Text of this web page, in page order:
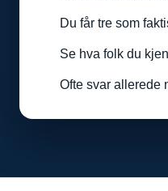
Du får tre som
Se hva folk du
Ofte svar allerede